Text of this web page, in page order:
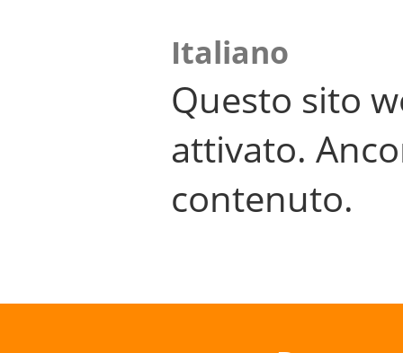
Italiano
Questo sito
attivato.
contenuto.